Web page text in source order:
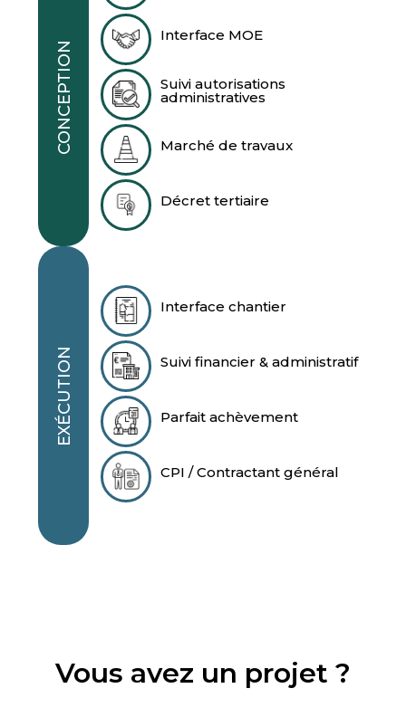
CONCEPTION
Interface MOE
Suivi autorisations
administratives
Marché de travaux
Décret tertiaire
EXÉCUTION
Interface chantier
Suivi financier & administratif
Parfait achèvement
CPI / Contractant général
Vous avez un projet ?